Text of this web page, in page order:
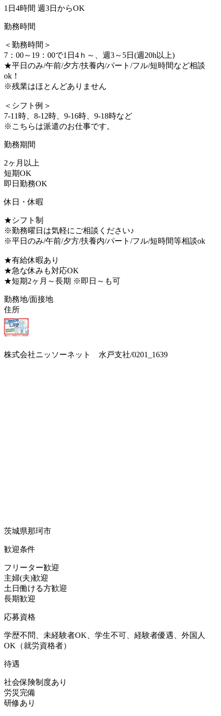
1日4時間 週3日からOK
勤務時間
＜勤務時間＞
7：00～19：00で1日4ｈ～、週3～5日(週20h以上)
★平日のみ/午前/夕方/扶養内/パート/フル/短時間など相談
ok！
※残業はほとんどありません
＜シフト例＞
7-11時、8-12時、9-16時、9-18時など
※こちらは派遣のお仕事です。
勤務期間
2ヶ月以上
短期OK
即日勤務OK
休日・休暇
★シフト制
※勤務曜日は気軽にご相談ください♪
※平日のみ/午前/夕方/扶養内/パート/フル/短時間等相談ok
★有給休暇あり
★急な休みも対応OK
★短期2ヶ月～長期 ※即日～も可
勤務地/面接地
住所
株式会社ニッソーネット 水戸支社/0201_1639
茨城県那珂市
歓迎条件
フリーター歓迎
主婦(夫)歓迎
土日働ける方歓迎
長期歓迎
応募資格
学歴不問、未経験者OK、学生不可、経験者優遇、外国人
OK（就労資格者）
待遇
社会保険制度あり
労災完備
研修あり